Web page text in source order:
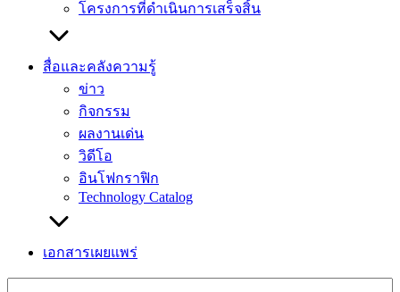
โครงการที่ดำเนินการเสร็จสิ้น
สื่อและคลังความรู้
ข่าว
กิจกรรม
ผลงานเด่น
วิดีโอ
อินโฟกราฟิก
Technology Catalog
เอกสารเผยแพร่